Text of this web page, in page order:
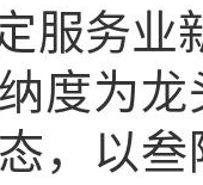
服务业
度为
，以